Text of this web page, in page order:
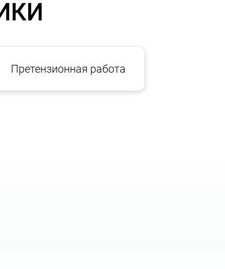
КОМПАНИИ:
Претензионная работа